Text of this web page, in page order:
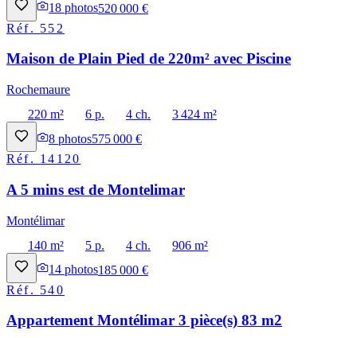
18 photos520 000 €
Réf. 552
Maison de Plain Pied de 220m² avec Piscine
Rochemaure
220 m²
6 p. 4 ch.
3 424 m²
8 photos575 000 €
Réf. 14120
A 5 mins est de Montelimar
Montélimar
140 m²
5 p. 4 ch.
906 m²
14 photos185 000 €
Réf. 540
Appartement Montélimar 3 pièce(s) 83 m2